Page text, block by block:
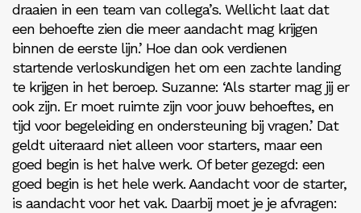
draaien in een team van collega’s. Wellicht laat dat
een behoefte zien die meer aandacht mag krijgen
binnen de eerste lijn.’ Hoe dan ook verdienen
startende verloskundigen het om een zachte landing
te krijgen in het beroep. Suzanne: ‘Als starter mag jij er
ook zijn. Er moet ruimte zijn voor jouw behoeftes, en
tijd voor begeleiding en ondersteuning bij vragen.’ Dat
geldt uiteraard niet alleen voor starters, maar een
goed begin is het halve werk. Of beter gezegd: een
goed begin is het hele werk. Aandacht voor de starter,
is aandacht voor het vak. Daarbij moet je je afvragen: